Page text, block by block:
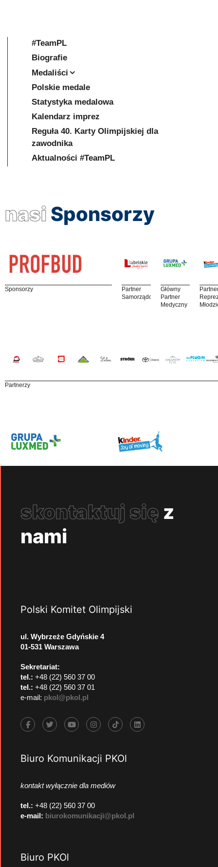
#TeamPL
Biografie
Medaliści
Polskie medale
Statystyka medalowa
Kalendarz imprez
Reguła 40. Karty Olimpijskiej dla
zawodnika
Aktualności #TeamPL
nasi Sponsorzy
Sponsorzy
Partner
Samorządowy
Główny
Partner
Medyczny
Partnerzy
skontaktuj się z
nami
Polski Komitet Olimpijski
ul. Wybrzeże Gdyńskie 4
01-531 Warszawa
Sekretariat:
tel.: +48 (22) 560 37 00
tel.: +48 (22) 560 37 01
e-mail: pkol@pkol.pl
Biuro Komunikacji PKOl
kontakt wyłącznie dla mediów
tel.: +48 (22) 560 37 00
e-mail: biurokomunikacji@pkol.pl
Biuro PKOl